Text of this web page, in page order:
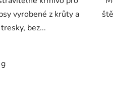
vyrobené z krůty a
tresky, bez...